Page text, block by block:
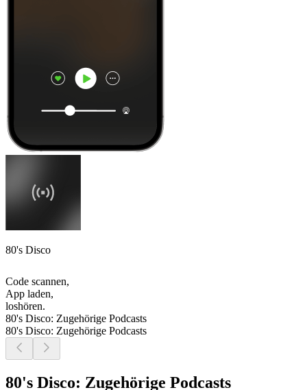
80's Disco
Code scannen,
App laden,
loshören.
80's Disco: Zugehörige Podcasts
80's Disco: Zugehörige Podcasts
80's Disco: Zugehörige Podcasts